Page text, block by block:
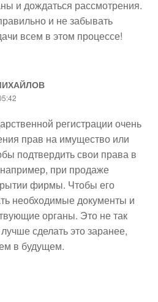
и дождаться рассмотрения.
и не забывать
всем в этом процессе!
регистрации очень
прав на имущество или
подтвердить свои права в
при продаже
фирмы. Чтобы его
необходимые документы и
органы. Это не так
сделать это заранее,
в будущем.